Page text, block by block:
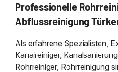
Professionelle
Abflussreinigung
Als erfahrene Spezialisten,
Kanalreiniger,
Rohrreiniger, Rohrreinigung